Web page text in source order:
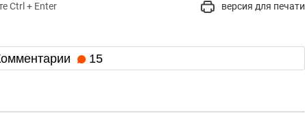
Ctrl + Enter версия для печати
15